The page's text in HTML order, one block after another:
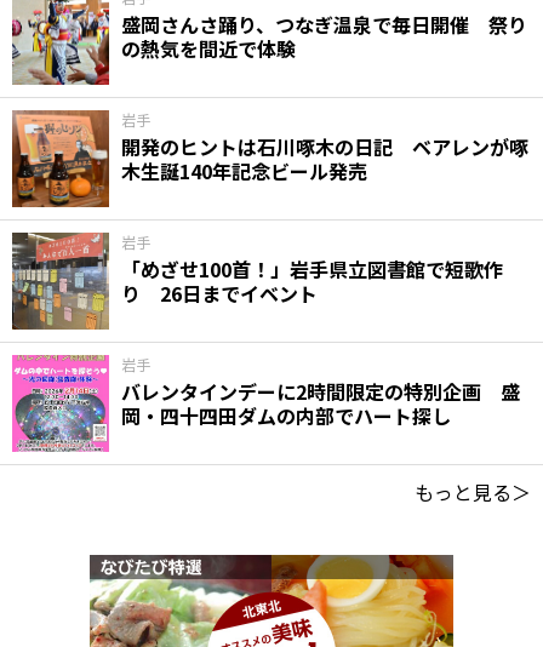
盛岡さんさ踊り、つなぎ温泉で毎日開催 祭り
の熱気を間近で体験
岩手
開発のヒントは石川啄木の日記 ベアレンが啄
木生誕140年記念ビール発売
岩手
「めざせ100首！」岩手県立図書館で短歌作
り 26日までイベント
岩手
バレンタインデーに2時間限定の特別企画 盛
岡・四十四田ダムの内部でハート探し
もっと見る＞